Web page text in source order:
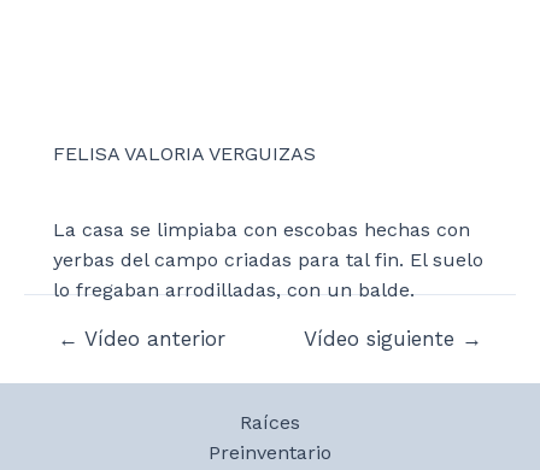
FELISA VALORIA VERGUIZAS
La casa se limpiaba con escobas hechas con
yerbas del campo criadas para tal fin. El suelo
lo fregaban arrodilladas, con un balde.
Navegación
← Vídeo anterior Vídeo siguiente →
Raíces
Preinventario